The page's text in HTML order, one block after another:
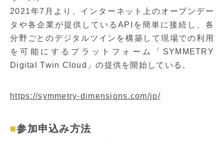
2021年7月より、インターネット上のオープンデー
タや各企業が提供しているAPIを簡単に接続し、各
分野ごとのデジタルツインを構築して現場での利用
を可能にするプラットフォーム「SYMMETRY
Digital Twin Cloud」の提供を開始している。
https://symmetry-dimensions.com/jp/
参加申込み方法